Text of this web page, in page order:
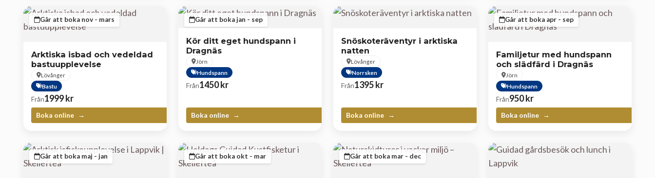
Går att boka nov - mars
Arktiska isbad och vedeldad
bastuupplevelse
Lövånger
Bastu
Från1999kr
Boka online
Går att boka jan - sep
Kör ditt eget hundspann i
Dragnäs
Jörn
Hundspann
Från1450kr
Boka online
Snöskoteräventyr i arktiska
natten
Lövånger
Norrsken
Från1395kr
Boka online
Går att boka apr - sep
Familjetur med hundspann
och slädfärd i Dragnäs
Jörn
Hundspann
Från950kr
Boka online
Går att boka maj - jan Går att boka okt - mar Går att boka mar - dec